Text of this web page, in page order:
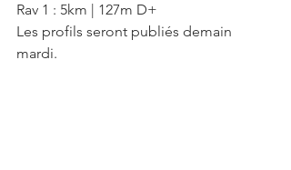
Rav 1 : 5km | 127m D+
Les profils seront publiés demain
mardi.